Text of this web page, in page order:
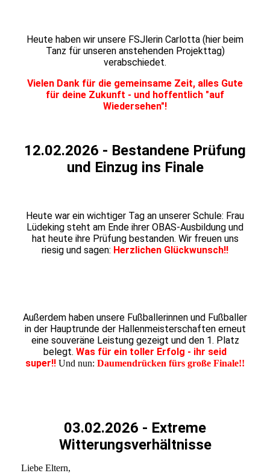
Heute haben wir unsere FSJlerin Carlotta (hier beim
Tanz für unseren anstehenden Projekttag)
verabschiedet.
Vielen Dank für die gemeinsame Zeit, alles Gute
für deine Zukunft - und hoffentlich "auf
Wiedersehen"!
12.02.2026 - Bestandene Prüfung
und Einzug ins Finale
Heute war ein wichtiger Tag an unserer Schule: Frau
Lüdeking steht am Ende ihrer OBAS-Ausbildung und
hat heute ihre Prüfung bestanden. Wir freuen uns
riesig und sagen: Herzlichen Glückwunsch!!
Außerdem haben unsere Fußballerinnen und Fußballer
in der Hauptrunde der Hallenmeisterschaften erneut
eine souveräne Leistung gezeigt und den 1. Platz
belegt. Was für ein toller Erfolg - ihr seid
super!! Und nun: Daumendrücken fürs große Finale!!
03.02.2026 - Extreme
Witterungsverhältnisse
Liebe Eltern,